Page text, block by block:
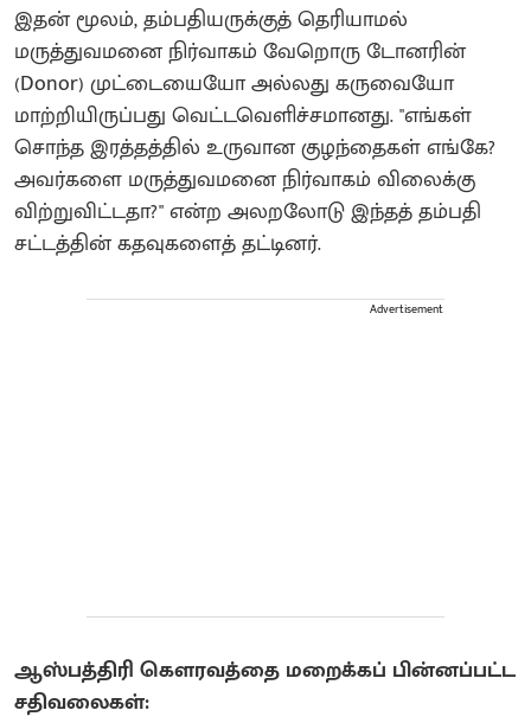
இதன் மூலம், தம்பதியருக்குத் தெரியாமல்
மருத்துவமனை நிர்வாகம் வேறொரு டோனரின்
(Donor) முட்டையையோ அல்லது கருவையோ
மாற்றியிருப்பது வெட்டவெளிச்சமானது. "எங்கள்
சொந்த இரத்தத்தில் உருவான குழந்தைகள் எங்கே?
அவர்களை மருத்துவமனை நிர்வாகம் விலைக்கு
விற்றுவிட்டதா?" என்ற அலறலோடு இந்தத் தம்பதி
சட்டத்தின் கதவுகளைத் தட்டினர்.
Advertisement
ஆஸ்பத்திரி கௌரவத்தை மறைக்கப் பின்னப்பட்ட
சதிவலைகள்: